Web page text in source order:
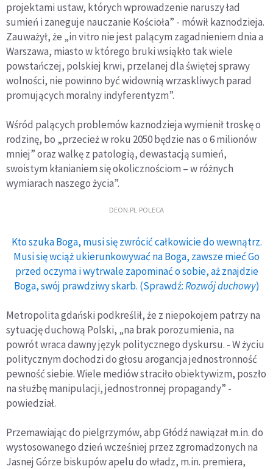
projektami ustaw, których wprowadzenie naruszy ład
sumień i zaneguje nauczanie Kościoła” - mówił kaznodzieja.
Zauważył, że „in vitro nie jest palącym zagadnieniem dnia a
Warszawa, miasto w którego bruki wsiąkło tak wiele
powstańczej, polskiej krwi, przelanej dla świętej sprawy
wolności, nie powinno być widownią wrzaskliwych parad
promujących moralny indyferentyzm”.
Wśród palących problemów kaznodzieja wymienił troskę o
rodzinę, bo „przecież w roku 2050 będzie nas o 6 milionów
mniej” oraz walkę z patologią, dewastacją sumień,
swoistym kłanianiem się okolicznościom – w różnych
wymiarach naszego życia”.
DEON.PL POLECA
Kto szuka Boga, musi się zwrócić całkowicie do wewnątrz.
Musi się wciąż ukierunkowywać na Boga, zawsze mieć Go
przed oczyma i wytrwale zapominać o sobie, aż znajdzie
Boga, swój prawdziwy skarb. (Sprawdź:Rozwój duchowy)
Metropolita gdański podkreślił, że z niepokojem patrzy na
sytuację duchową Polski, „na brak porozumienia, na
powrót wraca dawny język politycznego dyskursu. - W życiu
politycznym dochodzi do głosu arogancja jednostronność
pewność siebie. Wiele mediów straciło obiektywizm, poszło
na służbę manipulacji, jednostronnej propagandy” -
powiedział.
Przemawiając do pielgrzymów, abp Głódź nawiązał m.in. do
wystosowanego dzień wcześniej przez zgromadzonych na
Jasnej Górze biskupów apelu do władz, m.in. premiera,